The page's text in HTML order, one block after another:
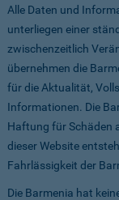
Alle Daten und
unterliegen einer
zwischenzeitlich
übernehmen die
für die Aktualität,
Informationen. Die
Haftung für Schäden
dieser Website
Fahrlässigkeit der
Die Barmenia hat